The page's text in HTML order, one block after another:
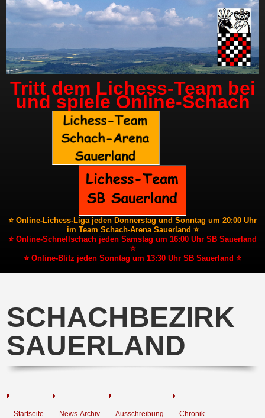
Tritt dem Lichess-Team bei
und spiele Online-Schach
⭐ Online-Lichess-Liga jeden Donnerstag und Sonntag um 20:00 Uhr
im Team Schach-Arena Sauerland ⭐
⭐ Online-Schnellschach jeden Samstag um 16:00 Uhr SB Sauerland
⭐
⭐ Online-Blitz jeden Sonntag um 13:30 Uhr SB Sauerland ⭐
SCHACHBEZIRK
SAUERLAND
Startseite News-Archiv Ausschreibung Chronik